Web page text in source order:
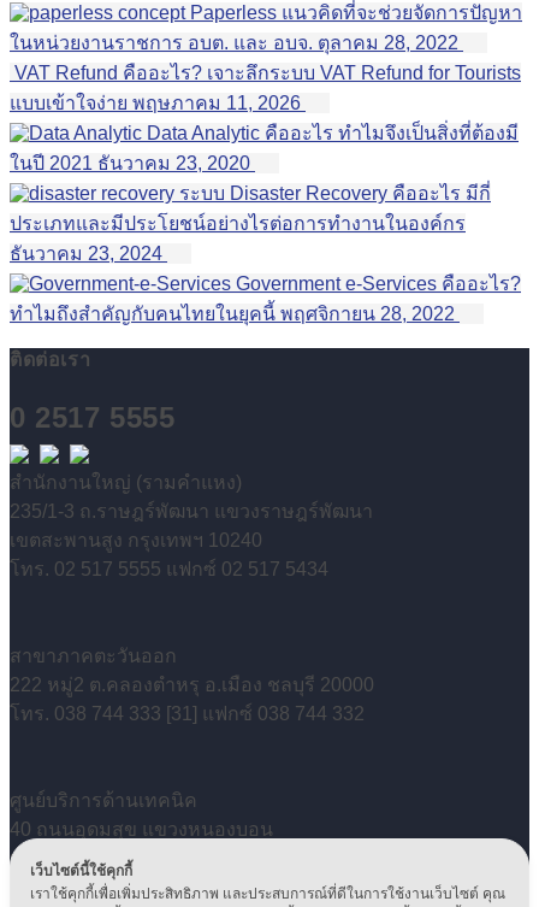
Paperless แนวคิดที่จะช่วยจัดการปัญหา
ในหน่วยงานราชการ อบต. และ อบจ. ตุลาคม 28, 2022
VAT Refund คืออะไร? เจาะลึกระบบ VAT Refund for Tourists
แบบเข้าใจง่าย พฤษภาคม 11, 2026
Data Analytic คืออะไร ทำไมจึงเป็นสิ่งที่ต้องมี
ในปี 2021 ธันวาคม 23, 2020
ระบบ Disaster Recovery คืออะไร มีกี่
ประเภทและมีประโยชน์อย่างไรต่อการทำงานในองค์กร
ธันวาคม 23, 2024
Government e-Services คืออะไร?
ทำไมถึงสำคัญกับคนไทยในยุคนี้ พฤศจิกายน 28, 2022
ติดต่อเรา
0 2517 5555
สำนักงานใหญ่ (รามคำแหง)
235/1-3 ถ.ราษฎร์พัฒนา แขวงราษฎร์พัฒนา
เขตสะพานสูง กรุงเทพฯ 10240
โทร. 02 517 5555 แฟกซ์ 02 517 5434
สาขาภาคตะวันออก
222 หมู่2 ต.คลองตำหรุ อ.เมือง ชลบุรี 20000
โทร. 038 744 333 [31] แฟกซ์ 038 744 332
ศูนย์บริการด้านเทคนิค
40 ถนนอุดมสุข แขวงหนองบอน
เขตประเวศ กรุงเทพฯ 10250
โทร. 0 2399 5500 / 0 2746 6946-49
เว็บไซต์นี้ใช้คุกกี้
เราใช้คุกกี้เพื่อเพิ่มประสิทธิภาพ และประสบการณ์ที่ดีในการใช้งานเว็บไซต์ คุณ